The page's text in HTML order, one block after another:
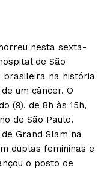
nesta sexta-
de São
brasileira na história
um câncer. O
(9), de 8h às 15h,
de São Paulo.
Grand Slam na
duplas femininas e
o posto de